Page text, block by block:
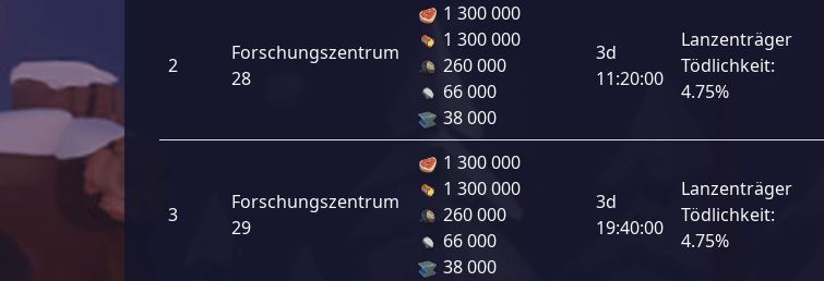
2
Forschungszentrum
28
1 300 000
1 300 000
260 000
66 000
38 000
3d
11:20:00
Lanzenträger
Tödlichkeit:
4.75%
3
Forschungszentrum
29
1 300 000
1 300 000
260 000
66 000
38 000
3d
19:40:00
Lanzenträger
Tödlichkeit:
4.75%